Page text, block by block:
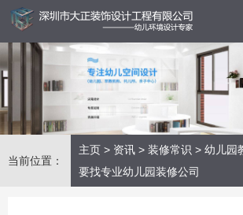
当前位置：
主页 > 资讯 > 装修常识 > 幼儿园
要找专业幼儿园装修公司